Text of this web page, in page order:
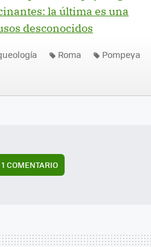
la última es una
desconocidos
Roma Pompeya
1 COMENTARIO